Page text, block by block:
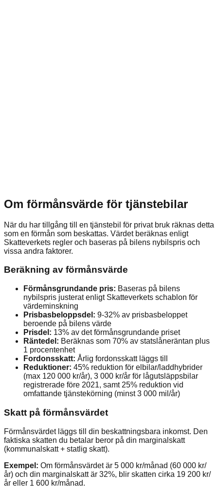
Om förmånsvärde för tjänstebilar
När du har tillgång till en tjänstebil för privat bruk räknas detta
som en förmån som beskattas. Värdet beräknas enligt
Skatteverkets regler och baseras på bilens nybilspris och
vissa andra faktorer.
Beräkning av förmånsvärde
Förmånsgrundande pris: Baseras på bilens
nybilspris justerat enligt Skatteverkets schablon för
värdeminskning
Prisbasbeloppsdel: 9-32% av prisbasbeloppet
beroende på bilens värde
Prisdel: 13% av det förmånsgrundande priset
Räntedel: Beräknas som 70% av statslåneräntan plus
1 procentenhet
Fordonsskatt: Årlig fordonsskatt läggs till
Reduktioner: 45% reduktion för elbilar/laddhybrider
(max 120 000 kr/år), 3 000 kr/år för lågutsläppsbilar
registrerade före 2021, samt 25% reduktion vid
omfattande tjänstekörning (minst 3 000 mil/år)
Skatt på förmånsvärdet
Förmånsvärdet läggs till din beskattningsbara inkomst. Den
faktiska skatten du betalar beror på din marginalskatt
(kommunalskatt + statlig skatt).
Exempel: Om förmånsvärdet är 5 000 kr/månad (60 000 kr/
år) och din marginalskatt är 32%, blir skatten cirka 19 200 kr/
år eller 1 600 kr/månad.